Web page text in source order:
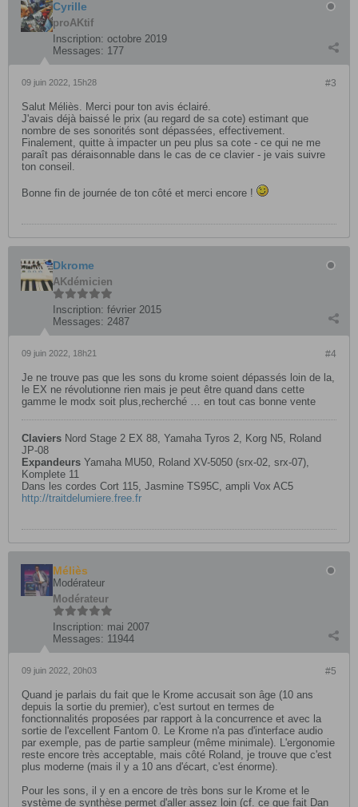
Cyrille
proAKtif
Inscription: octobre 2019
Messages: 177
#3
09 juin 2022, 15h28
Salut Méliès. Merci pour ton avis éclairé.
J'avais déjà baissé le prix (au regard de sa cote) estimant que
nombre de ses sonorités sont dépassées, effectivement.
Finalement, quitte à impacter un peu plus sa cote - ce qui ne me
paraît pas déraisonnable dans le cas de ce clavier - je vais suivre
ton conseil.
Bonne fin de journée de ton côté et merci encore !
Dkrome
AKdémicien
Inscription: février 2015
Messages: 2487
#4
09 juin 2022, 18h21
Je ne trouve pas que les sons du krome soient dépassés loin de la,
le EX ne révolutionne rien mais je peut être quand dans cette
gamme le modx soit plus,recherché … en tout cas bonne vente
Claviers Nord Stage 2 EX 88, Yamaha Tyros 2, Korg N5, Roland
JP-08
Expandeurs Yamaha MU50, Roland XV-5050 (srx-02, srx-07),
Komplete 11
Dans les cordes Cort 115, Jasmine TS95C, ampli Vox AC5
http://traitdelumiere.free.fr
Méliès
Modérateur
Modérateur
Inscription: mai 2007
Messages: 11944
#5
09 juin 2022, 20h03
Quand je parlais du fait que le Krome accusait son âge (10 ans
depuis la sortie du premier), c'est surtout en termes de
fonctionnalités proposées par rapport à la concurrence et avec la
sortie de l'excellent Fantom 0. Le Krome n'a pas d'interface audio
par exemple, pas de partie sampleur (même minimale). L'ergonomie
reste encore très acceptable, mais côté Roland, je trouve que c'est
plus moderne (mais il y a 10 ans d'écart, c'est énorme).
Pour les sons, il y en a encore de très bons sur le Krome et le
système de synthèse permet d'aller assez loin (cf. ce que fait Dan